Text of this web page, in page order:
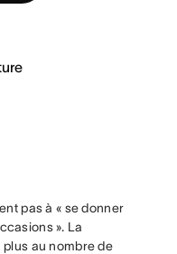
pas à « se donner
». La
au nombre de